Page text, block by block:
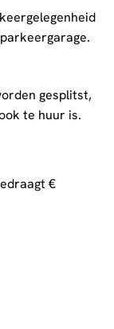
gesplitst,
te huur is.
€